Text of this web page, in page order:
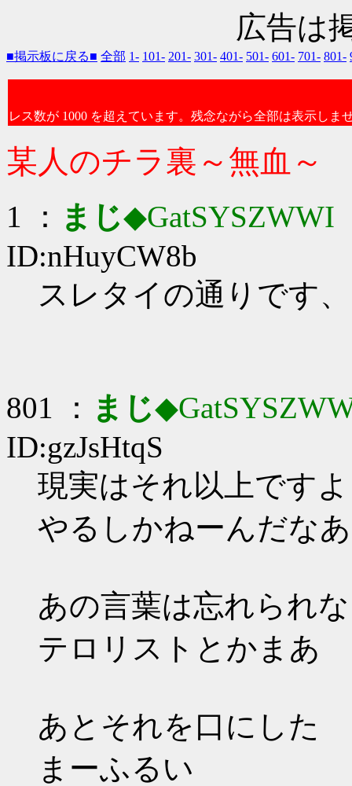
広告は
■掲示板に戻る■ 全部 1- 101- 201- 301- 401- 501- 601- 701- 801-
レス数が 1000 を超えています。残念ながら全部は表示しま
某人のチラ裏～無血～
1 ： まじ◆GatSYSZWWI
ID:nHuyCW8b
スレタイの通りです
801 ： まじ
ID:gzJsHtqS
現実はそれ以上です
やるしかねーんだなあ
あの言葉は忘れられ
テロリストとかまあ
あとそれを口にした
まーふるい